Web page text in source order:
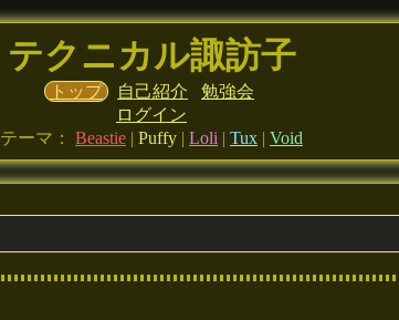
テクニカル諏訪子
トップ 自己紹介
勉強会
ログイン
テーマ： Beastie | Puffy | Loli | Tux | Void